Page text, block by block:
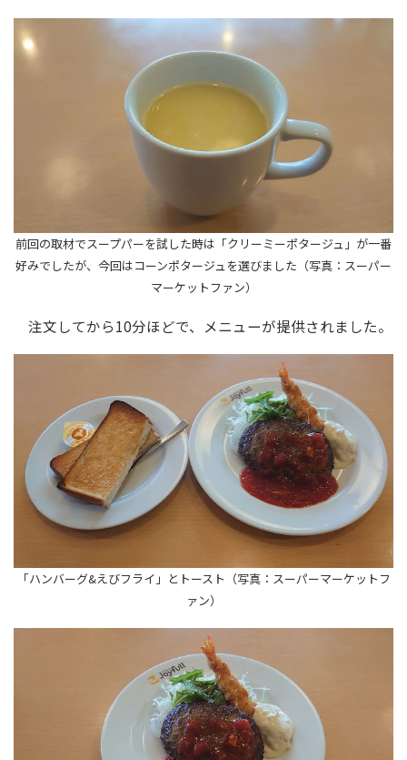
前回の取材でスープパーを試した時は「クリーミーポタージュ」が一番
好みでしたが、今回はコーンポタージュを選びました（写真：スーパー
マーケットファン）
注文してから10分ほどで、メニューが提供されました。
「ハンバーグ&えびフライ」とトースト（写真：スーパーマーケットフ
ァン）